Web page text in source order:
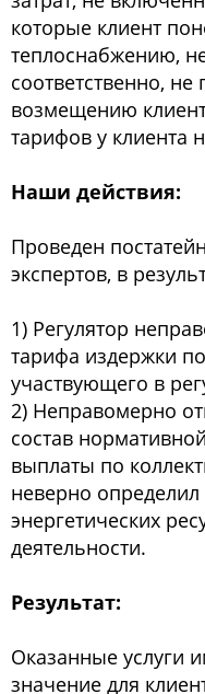
которые клиент
теплоснабжению,
соответственно,
возмещению
тарифов у клиента
Наши действия:
Проведен
экспертов, в
1) Регулятор
тарифа издержки
участвующего в
2) Неправомерно
состав
выплаты по
неверно
энергетических
деятельности.
Результат:
Оказанные услуги
значение для